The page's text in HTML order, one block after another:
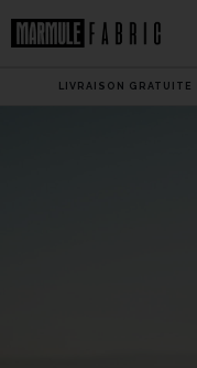
LIVRAISON GRATUITE